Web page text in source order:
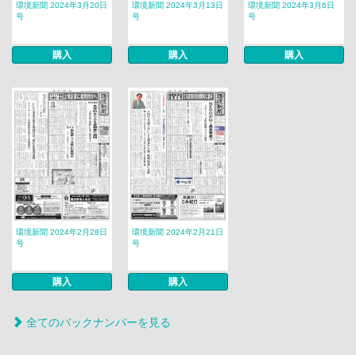
環境新聞 2024年3月20日
号
購入
環境新聞 2024年3月13日
号
購入
環境新聞 2024年3月6日
号
購入
環境新聞 2024年2月28日
号
購入
環境新聞 2024年2月21日
号
購入
全てのバックナンバーを見る